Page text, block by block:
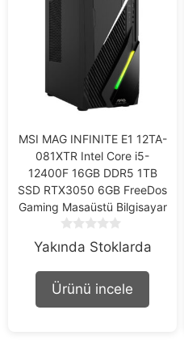
MSI MAG INFINITE E1 12TA-
081XTR Intel Core i5-
12400F 16GB DDR5 1TB
SSD RTX3050 6GB FreeDos
Gaming Masaüstü Bilgisayar
o
o
f
Yakında Stoklarda
Ürünü incele